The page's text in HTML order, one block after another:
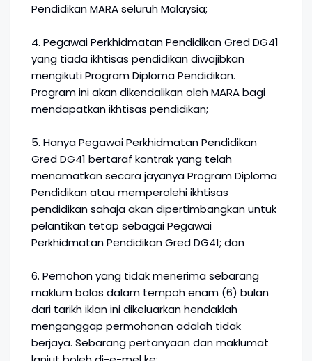
Pendidikan MARA seluruh Malaysia;
4. Pegawai Perkhidmatan Pendidikan Gred DG41
yang tiada ikhtisas pendidikan diwajibkan
mengikuti Program Diploma Pendidikan.
Program ini akan dikendalikan oleh MARA bagi
mendapatkan ikhtisas pendidikan;
5. Hanya Pegawai Perkhidmatan Pendidikan
Gred DG41 bertaraf kontrak yang telah
menamatkan secara jayanya Program Diploma
Pendidikan atau memperolehi ikhtisas
pendidikan sahaja akan dipertimbangkan untuk
pelantikan tetap sebagai Pegawai
Perkhidmatan Pendidikan Gred DG41; dan
6. Pemohon yang tidak menerima sebarang
maklum balas dalam tempoh enam (6) bulan
dari tarikh iklan ini dikeluarkan hendaklah
menganggap permohonan adalah tidak
berjaya. Sebarang pertanyaan dan maklumat